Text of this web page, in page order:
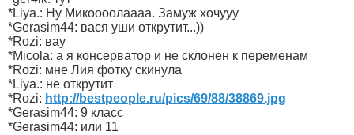
*Liya.: Ну Микоооолаааа. Замуж хочууу
*Gerasim44: вася уши открутит...))
*Rozi: вау
*Micola: а я консерватор и не склонен к переменам
*Rozi: мне Лия фотку скинула
*Liya.: не открутит
*Rozi: http://bestpeople.ru/pics/69/88/38869.jpg
*Gerasim44: 9 класс
*Gerasim44: или 11